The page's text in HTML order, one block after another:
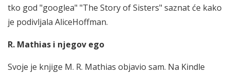
tko god "googlea" "The Story of Sisters" saznat će kako
je podivljala AliceHoffman.
R. Mathias i njegov ego
Svoje je knjige M. R. Mathias objavio sam. Na Kindle